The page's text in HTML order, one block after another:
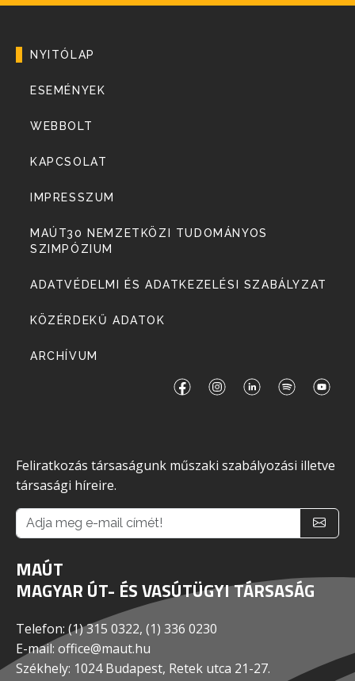
NYITÓLAP
ESEMÉNYEK
WEBBOLT
KAPCSOLAT
IMPRESSZUM
MAÚT30 NEMZETKÖZI TUDOMÁNYOS
SZIMPÓZIUM
ADATVÉDELMI ÉS ADATKEZELÉSI SZABÁLYZAT
KÖZÉRDEKŰ ADATOK
ARCHÍVUM
Feliratkozás társaságunk műszaki szabályozási illetve
társasági híreire.
MAÚT
MAGYAR ÚT- ÉS VASÚTÜGYI TÁRSASÁG
Telefon: (1) 315 0322, (1) 336 0230
E-mail: office@maut.hu
Székhely: 1024 Budapest, Retek utca 21-27.